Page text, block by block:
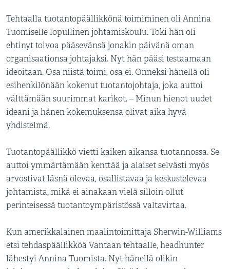
Tehtaalla tuotantopäällikkönä toimiminen oli Annina
Tuomiselle lopullinen johtamiskoulu. Toki hän oli
ehtinyt toivoa pääsevänsä jonakin päivänä oman
organisaationsa johtajaksi. Nyt hän pääsi testaamaan
ideoitaan. Osa niistä toimi, osa ei. Onneksi hänellä oli
esihenkilönään kokenut tuotantojohtaja, joka auttoi
välttämään suurimmat karikot. – Minun hienot uudet
ideani ja hänen kokemuksensa olivat aika hyvä
yhdistelmä.
Tuotantopäällikkö vietti kaiken aikansa tuotannossa. Se
auttoi ymmärtämään kenttää ja alaiset selvästi myös
arvostivat läsnä olevaa, osallistavaa ja keskustelevaa
johtamista, mikä ei ainakaan vielä silloin ollut
perinteisessä tuotantoympäristössä valtavirtaa.
Kun amerikkalainen maalintoimittaja Sherwin-Williams
etsi tehdaspäällikköä Vantaan tehtaalle, headhunter
lähestyi Annina Tuomista. Nyt hänellä olikin